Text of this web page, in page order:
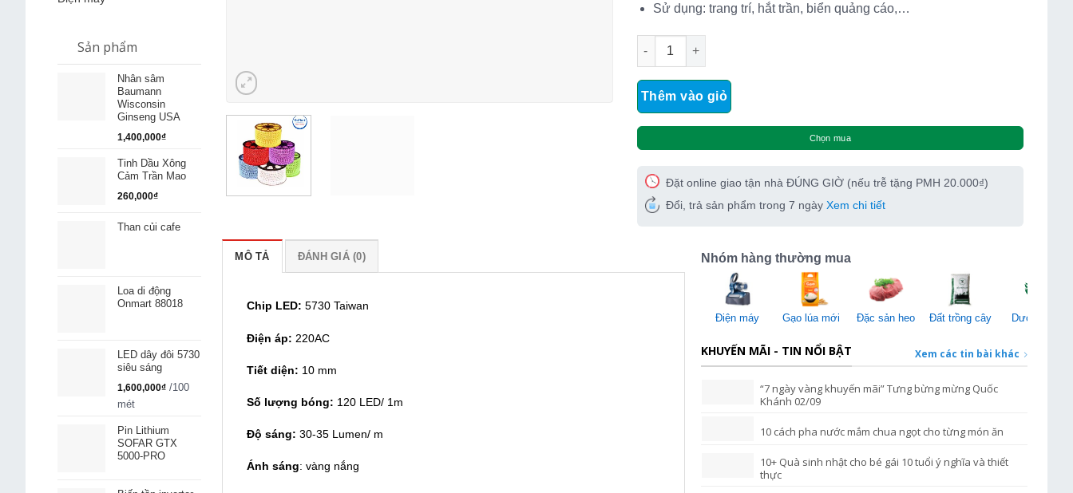
Sản phẩm
Nhân sâm
Baumann
Wisconsin
Ginseng USA
1,400,000₫
Tinh Dầu Xông
Cảm Trần Mao
260,000₫
Than củi cafe
Loa di động
Onmart 88018
LED dây đôi 5730
siêu sáng
1,600,000₫ /100
mét
Pin Lithium
SOFAR GTX
5000-PRO
Sử dụng: trang trí, hắt trần, biển quảng cáo,…
LED dây đôi 5730 siêu sáng số lượng
Thêm vào giỏ
Chọn mua
Đặt online giao tận nhà ĐÚNG GIỜ (nếu trễ tặng PMH 20.000₫)
Đổi, trả sản phẩm trong 7 ngày Xem chi tiết
MÔ TẢ ĐÁNH GIÁ (0)
Chip LED: 5730 Taiwan
Điện áp: 220AC
Tiết diện: 10 mm
Số lượng bóng: 120 LED/ 1m
Độ sáng: 30-35 Lumen/ m
Ánh sáng: vàng nắng
Nhóm hàng thường mua
Điện máy Gạo lúa mới Đặc sản heo Đất trồng cây Dược liệu
KHUYẾN MÃI - TIN NỔI BẬT Xem các tin bài khác
“7 ngày vàng khuyến mãi” Tưng bừng mừng Quốc
Khánh 02/09
10 cách pha nước mắm chua ngọt cho từng món ăn
10+ Quà sinh nhật cho bé gái 10 tuổi ý nghĩa và thiết
thực